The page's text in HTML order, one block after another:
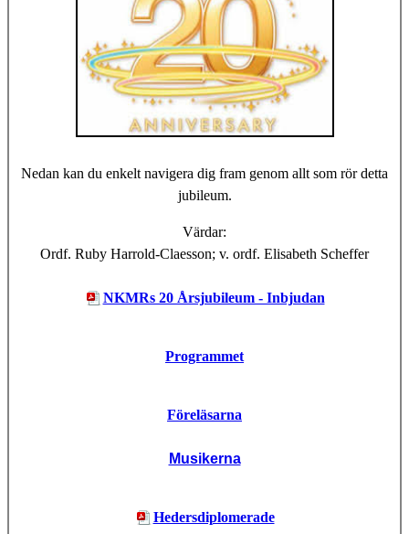
Nedan kan du enkelt navigera dig fram genom allt som rör detta
jubileum.
Värdar:
Ordf. Ruby Harrold-Claesson; v. ordf. Elisabeth Scheffer
NKMRs 20 Årsjubileum - Inbjudan
Programmet
Föreläsarna
Musikerna
Hedersdiplomerade